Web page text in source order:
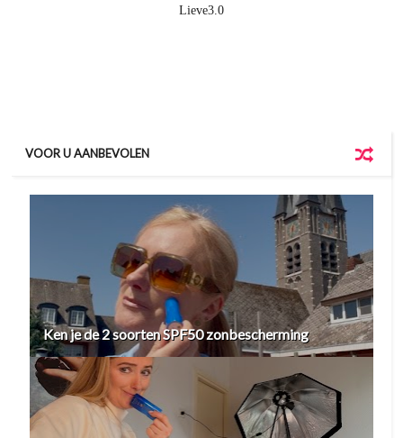
Lieve3.0
VOOR U AANBEVOLEN
Ken je de 2 soorten SPF50 zonbescherming